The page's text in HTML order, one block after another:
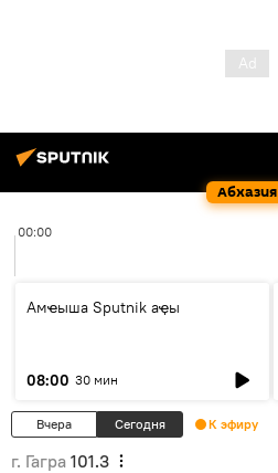
Абхазия
00:00
Амҽыша Sputnik аҿы
08:00 30 мин
Вчера Сегодня К эфиру
г. Гагра 101.3